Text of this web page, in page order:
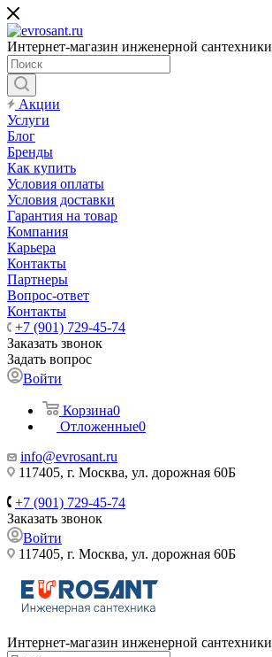
Интернет-магазин инженерной сантехники
Акции
Услуги
Блог
Бренды
Как купить
Условия оплаты
Условия доставки
Гарантия на товар
Компания
Карьера
Контакты
Партнеры
Вопрос-ответ
Контакты
+7 (901) 729-45-74
Заказать звонок
Задать вопрос
Войти
Корзина0
Отложенные0
info@evrosant.ru
117405, г. Москва, ул. дорожная 60Б
+7 (901) 729-45-74
Заказать звонок
Войти
117405, г. Москва, ул. дорожная 60Б
Интернет-магазин инженерной сантехники